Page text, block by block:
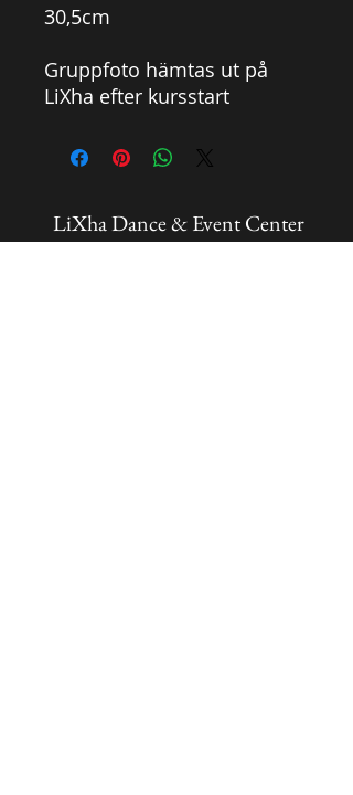
30,5cm
Gruppfoto hämtas ut på
LiXha efter kursstart
LiXha Dance & Event Center